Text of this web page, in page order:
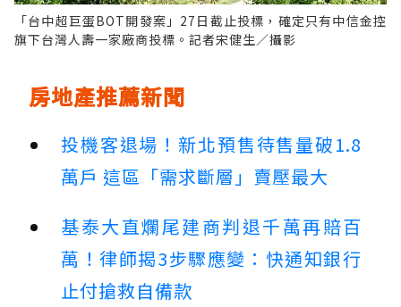
「台中超巨蛋BOT開發案」27日截止投標，確定只有中信金控
旗下台灣人壽一家廠商投標。記者宋健生／攝影
房地產推薦新聞
投機客退場！新北預售待售量破1.8
萬戶 這區「需求斷層」賣壓最大
基泰大直爛尾建商判退千萬再賠百
萬！律師揭3步驟應變：快通知銀行
止付搶救自備款